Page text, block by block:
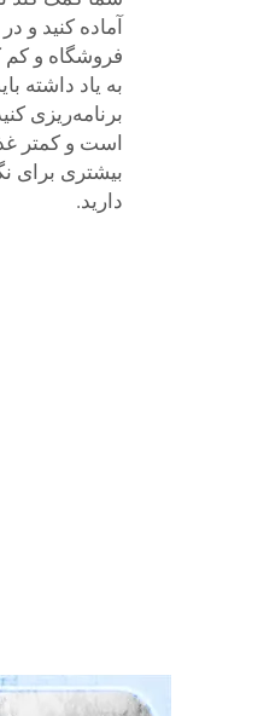
آماده کنید و
فروشگاه و کم
به یاد داشته
برنامه‌ریزی
است و کمتر
بیشتری برای
دارید.